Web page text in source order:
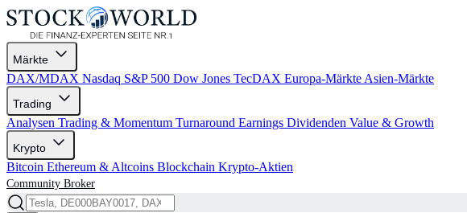
Märkte
DAX/MDAX Nasdaq S&P 500 Dow Jones TecDAX Europa-Märkte Asien-Märkte
Trading
Analysen Trading & Momentum Turnaround Earnings Dividenden Value & Growth
Krypto
Bitcoin Ethereum & Altcoins Blockchain Krypto-Aktien
Community Broker